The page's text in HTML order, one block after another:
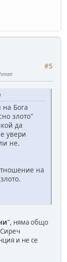
#5
Бога
злото"
да
увери
не.
на
", няма общо
и не се